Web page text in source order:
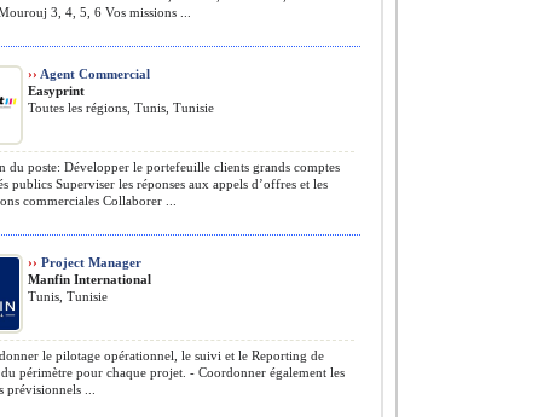
3, 4, 5, 6 Vos missions ...
›› Agent Commercial
Easyprint
Toutes les régions, Tunis, Tunisie
du poste: Développer le portefeuille clients grands comptes
publics Superviser les réponses aux appels d’offres et les
commerciales Collaborer ...
›› Project Manager
Manfin International
Tunis, Tunisie
le pilotage opérationnel, le suivi et le Reporting de
périmètre pour chaque projet. - Coordonner également les
prévisionnels ...